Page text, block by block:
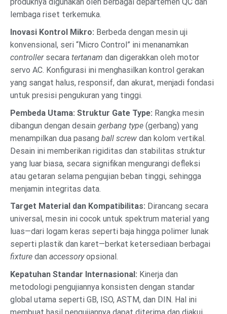
produknya digunakan oleh berbagai departemen QC dan
lembaga riset terkemuka.
Inovasi Kontrol Mikro: Berbeda dengan mesin uji
konvensional, seri “Micro Control” ini menanamkan
controllersecara tertanam dan digerakkan oleh motor
servo AC. Konfigurasi ini menghasilkan kontrol gerakan
yang sangat halus, responsif, dan akurat, menjadi fondasi
untuk presisi pengukuran yang tinggi.
Pembeda Utama: Struktur Gate Type: Rangka mesin
dibangun dengan desain gerbang type (gerbang) yang
menampilkan dua pasang ball screw dan kolom vertikal.
Desain ini memberikan rigiditas dan stabilitas struktur
yang luar biasa, secara signifikan mengurangi defleksi
atau getaran selama pengujian beban tinggi, sehingga
menjamin integritas data.
Target Material dan Kompatibilitas: Dirancang secara
universal, mesin ini cocok untuk spektrum material yang
luas—dari logam keras seperti baja hingga polimer lunak
seperti plastik dan karet—berkat ketersediaan berbagai
fixture dan accessoryopsional.
Kepatuhan Standar Internasional: Kinerja dan
metodologi pengujiannya konsisten dengan standar
global utama seperti GB, ISO, ASTM, dan DIN. Hal ini